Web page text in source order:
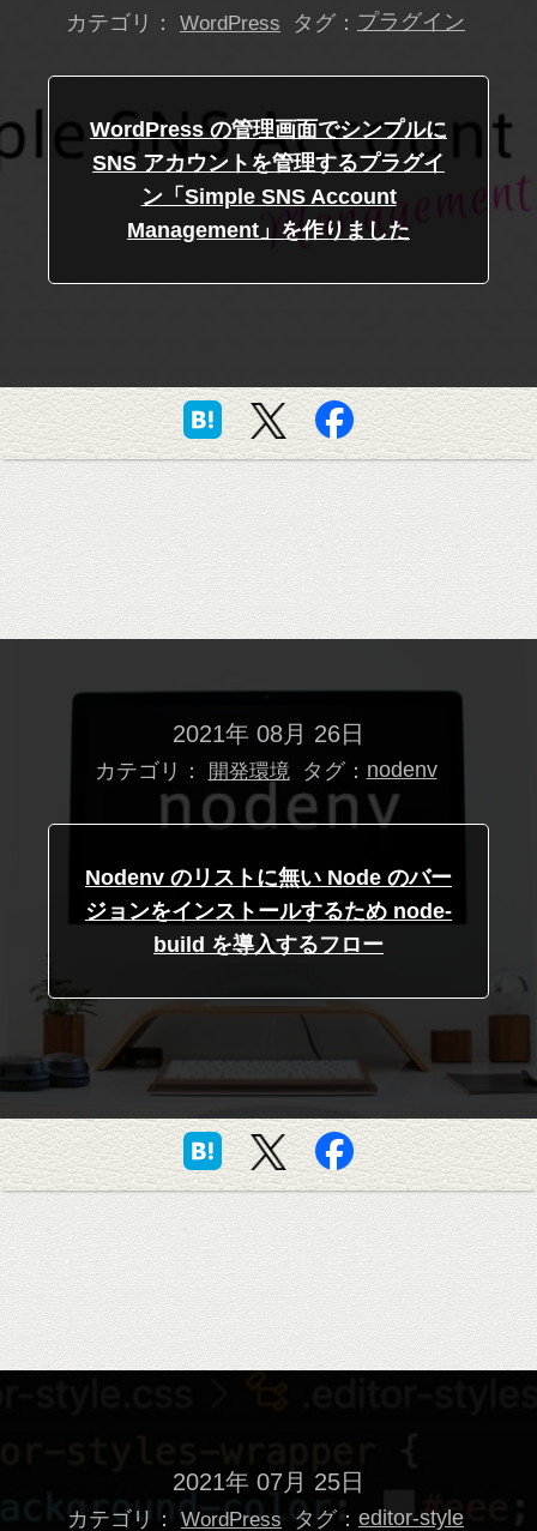
カテゴリ： WordPress タグ： プラグイン
WordPress の管理画面でシンプルに
SNS アカウントを管理するプラグイ
ン「Simple SNS Account
Management」を作りました
2021年 08月 26日
カテゴリ： 開発環境 タグ： nodenv
Nodenv のリストに無い Node のバー
ジョンをインストールするため node-
build を導入するフロー
2021年 07月 25日
カテゴリ： WordPress タグ： editor-style